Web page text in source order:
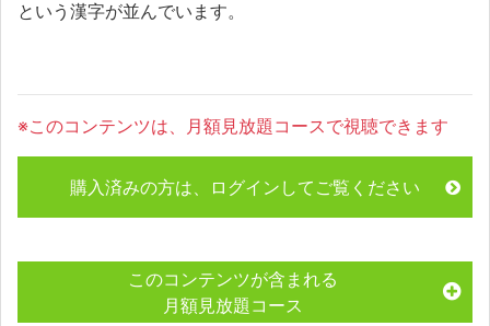
という漢字が並んでいます。
※このコンテンツは、月額見放題コースで視聴できます
購入済みの方は、ログインしてご覧ください
このコンテンツが含まれる
月額見放題コース